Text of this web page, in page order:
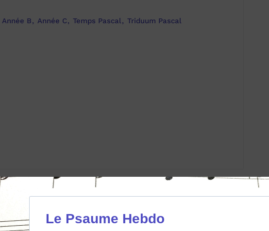
Année B Année C Temps Pascal Triduum Pascal
Année B Année C Noël Solennités Triduum Pascal